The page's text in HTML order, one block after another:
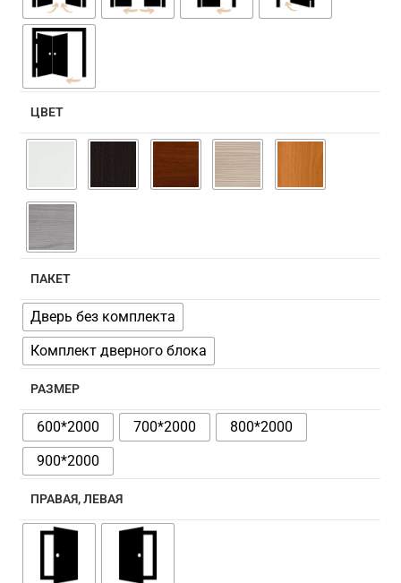
ЦВЕТ
ПАКЕТ
Дверь без комплекта
Комплект дверного блока
РАЗМЕР
600*2000 700*2000
800*2000
900*2000
ПРАВАЯ, ЛЕВАЯ